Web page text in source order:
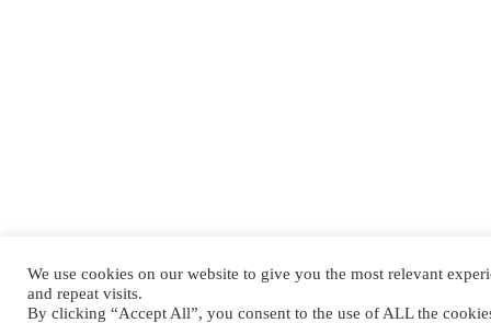
We use cookies on our website to give you the most relevant
and repeat visits.
By clicking “Accept All”, you consent to the use of ALL the